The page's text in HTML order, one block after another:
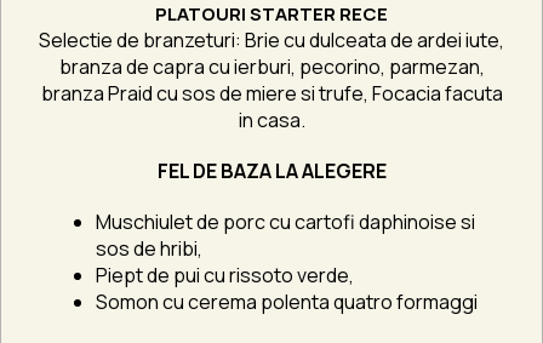
PLATOURI STARTER RECE
Selectie de branzeturi: Brie cu dulceata de ardei iute,
branza de capra cu ierburi, pecorino, parmezan,
branza Praid cu sos de miere si trufe, Focacia facuta
in casa.
FEL DE BAZA LA ALEGERE
Muschiulet de porc cu cartofi daphinoise si
sos de hribi,
Piept de pui cu rissoto verde,
Somon cu cerema polenta quatro formaggi